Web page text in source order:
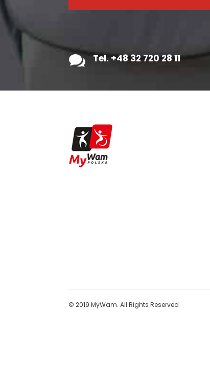
 Tel. +48 32 720 28 11
© 2019 MyWam. All Rights Reserved